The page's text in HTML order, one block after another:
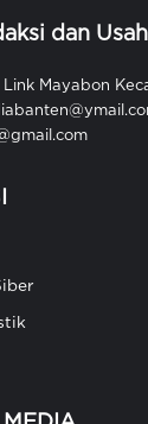
dan
Link Mayabon